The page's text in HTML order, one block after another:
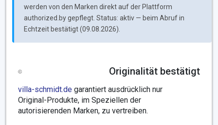
werden von den Marken direkt auf der Plattform
authorized.by gepflegt. Status: aktiv — beim Abruf in
Echtzeit bestätigt (09.08.2026).
Originalität bestätigt
villa-schmidt.de garantiert ausdrücklich nur
Original-Produkte, im Speziellen der
autorisierenden Marken, zu vertreiben.